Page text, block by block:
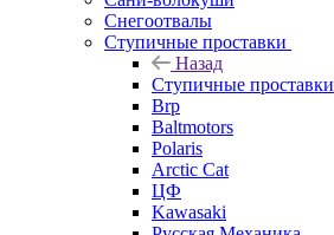
Снегоотвалы
Ступичные проставки
Назад
Ступичные проставки
Brp
Baltmotors
Polaris
Arctic Cat
ЦФ
Kawasaki